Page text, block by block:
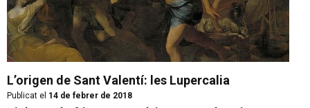
L’origen de Sant Valentí: les Lupercalia
Publicat el 14 de febrer de 2018